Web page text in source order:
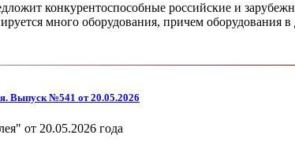
конкурентоспособные российские и
много оборудования, причем оборудования в
Выпуск №541 от 20.05.2026
от 20.05.2026 года